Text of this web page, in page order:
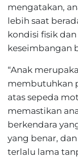
mengatakan,
lebih saat
kondisi fisik
keseimbangan
“Anak
membutuhkan
atas sepeda
memastikan
berkendara
yang benar,
terlalu lama